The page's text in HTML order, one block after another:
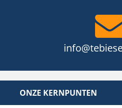
ONZE KERNPUNTEN